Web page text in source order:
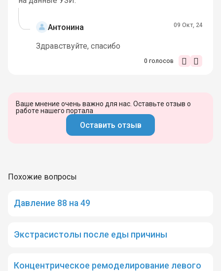
Антонина 09 Окт, 24
Здравствуйте, спасибо
0 голосов
Ваше мнение очень важно для нас. Оставьте отзыв о
работе нашего портала
Оставить отзыв
Похожие вопросы
Давление 88 на 49
Экстрасистолы после еды причины
Концентрическое ремоделирование левого